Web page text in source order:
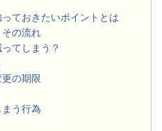
ておきたいポイントとは
の流れ
てしまう？
の期限
う行為